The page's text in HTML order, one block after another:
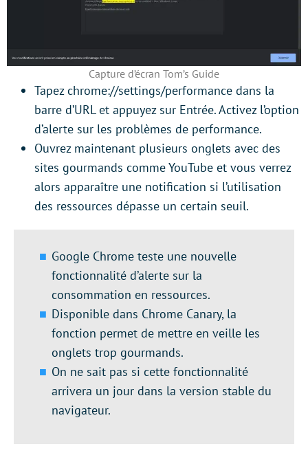
Capture d’écran Tom’s Guide
Tapez chrome://settings/performance dans la
barre d’URL et appuyez sur Entrée. Activez l’option
d’alerte sur les problèmes de performance.
Ouvrez maintenant plusieurs onglets avec des
sites gourmands comme YouTube et vous verrez
alors apparaître une notification si l’utilisation
des ressources dépasse un certain seuil.
Google Chrome teste une nouvelle
fonctionnalité d’alerte sur la
consommation en ressources.
Disponible dans Chrome Canary, la
fonction permet de mettre en veille les
onglets trop gourmands.
On ne sait pas si cette fonctionnalité
arrivera un jour dans la version stable du
navigateur.